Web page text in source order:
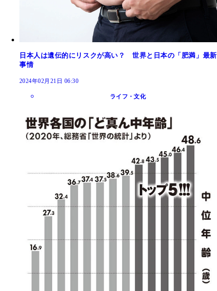
日本人は遺伝的にリスクが高い？ 世界と日本の「肥満」最新
事情
2024年02月21日 06:30
ライフ・文化